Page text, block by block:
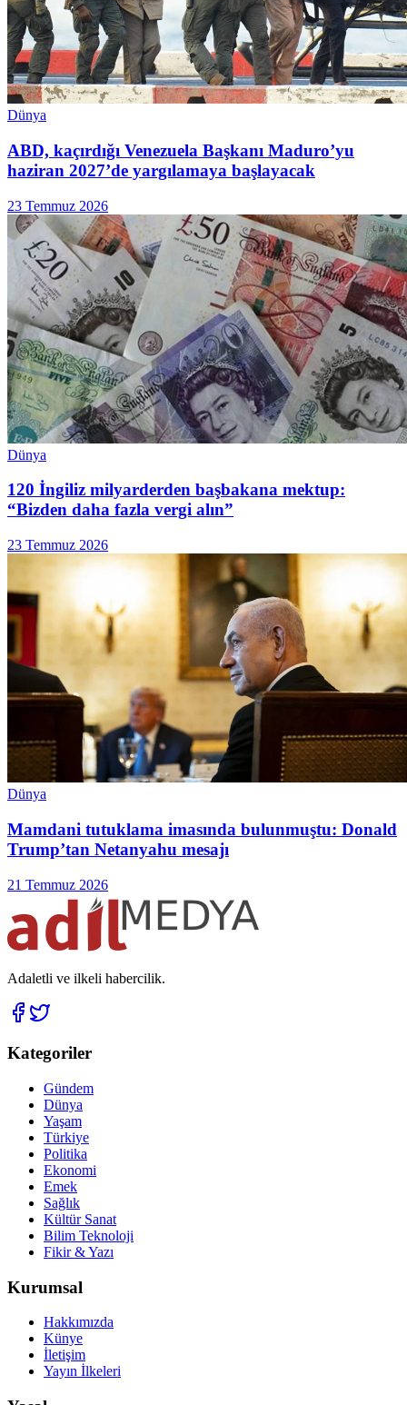
Dünya
ABD, kaçırdığı Venezuela Başkanı Maduro’yu
haziran 2027’de yargılamaya başlayacak
23 Temmuz 2026
Dünya
120 İngiliz milyarderden başbakana mektup:
“Bizden daha fazla vergi alın”
23 Temmuz 2026
Dünya
Mamdani tutuklama imasında bulunmuştu: Donald
Trump’tan Netanyahu mesajı
21 Temmuz 2026
Adaletli ve ilkeli habercilik.
Kategoriler
Gündem
Dünya
Yaşam
Türkiye
Politika
Ekonomi
Emek
Sağlık
Kültür Sanat
Bilim Teknoloji
Fikir & Yazı
Kurumsal
Hakkımızda
Künye
İletişim
Yayın İlkeleri